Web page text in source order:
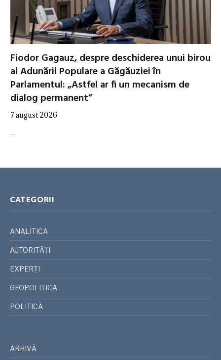
Fiodor Gagauz, despre deschiderea unui birou
al Adunării Populare a Găgăuziei în
Parlamentul: „Astfel ar fi un mecanism de
dialog permanent”
7 august 2026
…
CATEGORII
ANALITICA
AUTORITĂȚI
EXPERȚI
GEOPOLITICA
POLITICĂ
ARHIVĂ